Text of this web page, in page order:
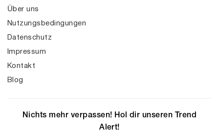
Über uns
Nutzungsbedingungen
Datenschutz
Impressum
Kontakt
Blog
Nichts mehr verpassen! Hol dir unseren Trend
Alert!